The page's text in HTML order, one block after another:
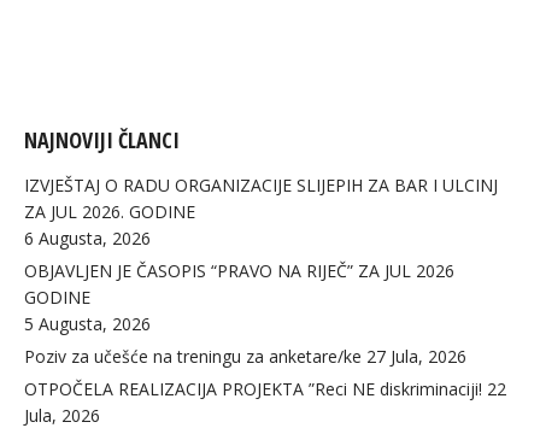
NAJNOVIJI ČLANCI
IZVJEŠTAJ O RADU ORGANIZACIJE SLIJEPIH ZA BAR I ULCINJ
ZA JUL 2026. GODINE
6 Augusta, 2026
OBJAVLJEN JE ČASOPIS “PRAVO NA RIJEČ” ZA JUL 2026
GODINE
5 Augusta, 2026
Poziv za učešće na treningu za anketare/ke 27 Jula, 2026
OTPOČELA REALIZACIJA PROJEKTA ”Reci NE diskriminaciji! 22
Jula, 2026